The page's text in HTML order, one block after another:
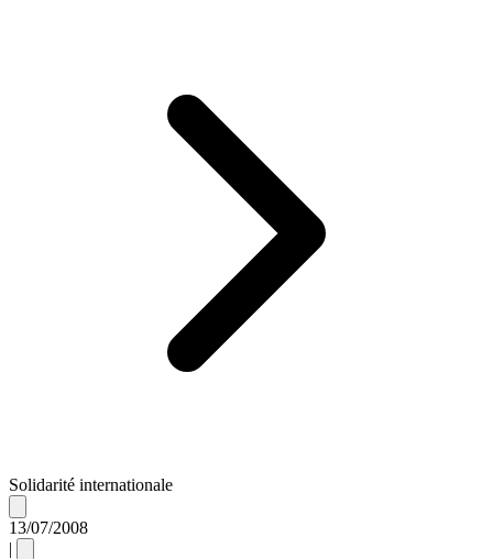
Solidarité internationale
13/07/2008
|